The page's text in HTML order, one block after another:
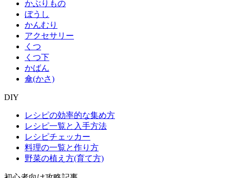
かぶりもの
ぼうし
かんむり
アクセサリー
くつ
くつ下
かばん
傘(かさ)
DIY
レシピの効率的な集め方
レシピ一覧と入手方法
レシピチェッカー
料理の一覧と作り方
野菜の植え方(育て方)